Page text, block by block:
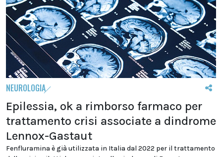
NEUROLOGIA
Epilessia, ok a rimborso farmaco per
trattamento crisi associate a dindrome
Lennox-Gastaut
Fenfluramina è già utilizzata in Italia dal 2022 per il trattamento